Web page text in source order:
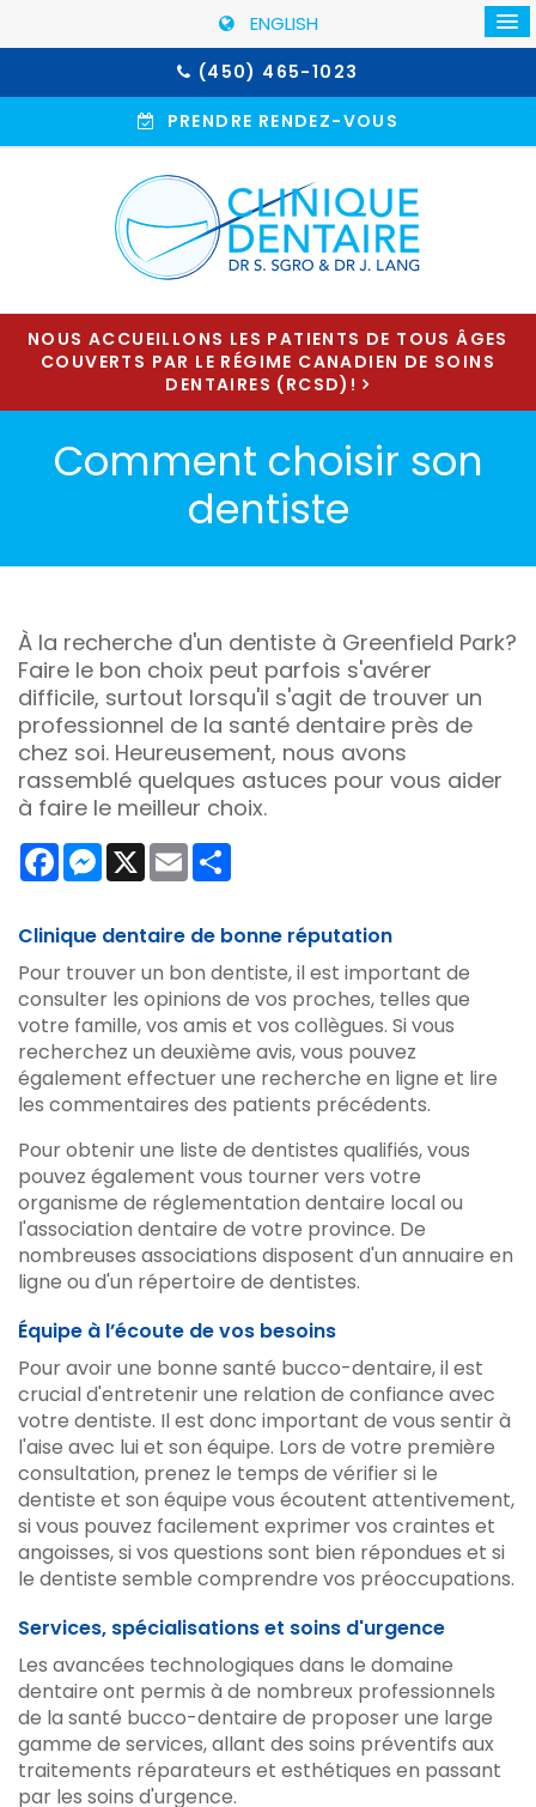
ENGLISH
(450) 465-1023
PRENDRE RENDEZ-VOUS
NOUS ACCUEILLONS LES PATIENTS DE TOUS ÂGES
COUVERTS PAR LE RÉGIME CANADIEN DE SOINS
DENTAIRES (RCSD)!
Comment choisir son
dentiste
À la recherche d'un dentiste à Greenfield Park?
Faire le bon choix peut parfois s'avérer
difficile, surtout lorsqu'il s'agit de trouver un
professionnel de la santé dentaire près de
chez soi. Heureusement, nous avons
rassemblé quelques astuces pour vous aider
à faire le meilleur choix.
FacebookMessenger
X Email
Clinique dentaire de bonne réputation
Pour trouver un bon dentiste, il est important de
consulter les opinions de vos proches, telles que
votre famille, vos amis et vos collègues. Si vous
recherchez un deuxième avis, vous pouvez
également effectuer une recherche en ligne et lire
les commentaires des patients précédents.
Pour obtenir une liste de dentistes qualifiés, vous
pouvez également vous tourner vers votre
organisme de réglementation dentaire local ou
l'association dentaire de votre province. De
nombreuses associations disposent d'un annuaire en
ligne ou d'un répertoire de dentistes.
Équipe à l’écoute de vos besoins
Pour avoir une bonne santé bucco-dentaire, il est
crucial d'entretenir une relation de confiance avec
votre dentiste. Il est donc important de vous sentir à
l'aise avec lui et son équipe. Lors de votre première
consultation, prenez le temps de vérifier si le
dentiste et son équipe vous écoutent attentivement,
si vous pouvez facilement exprimer vos craintes et
angoisses, si vos questions sont bien répondues et si
le dentiste semble comprendre vos préoccupations.
Services, spécialisations et soins d'urgence
Les avancées technologiques dans le domaine
dentaire ont permis à de nombreux professionnels
de la santé bucco-dentaire de proposer une large
gamme de services, allant des soins préventifs aux
traitements réparateurs et esthétiques en passant
par les soins d'urgence.